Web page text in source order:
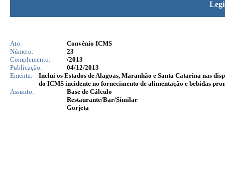
Ato:
Convênio ICMS
Número:
23
Complemento:
/2013
Publicação:
04/12/2013
Ementa:
Inclui os Estados de Alagoas, Maranhão e Santa Catarina nas
do ICMS incidente no fornecimento de alimentação e bebidas
Assunto:
Base de Cálculo
Restaurante/Bar/Similar
Gorjeta